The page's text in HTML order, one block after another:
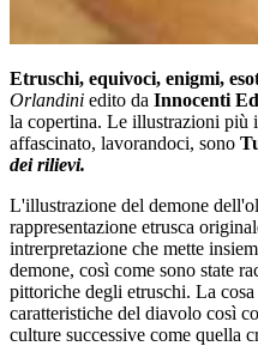
Etruschi, equivoci, enigmi,
Orlandini edito da Innocenti
la copertina. Le illustrazioni più
affascinato, lavorandoci, sono
dei rilievi.
L'illustrazione del demone
rappresentazione etrusca
intrerpretazione che mette
demone, così come sono state
pittoriche degli etruschi. La cosa
caratteristiche del diavolo così
culture successive come quella